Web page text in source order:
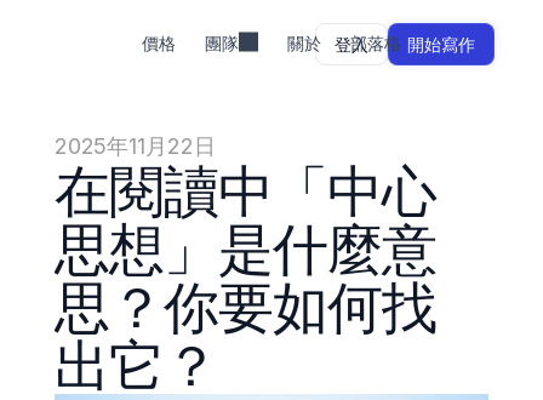
2025年11月22日
在閱讀中「中心
思想」是什麼意
思？你要如何找
出它？
價格 團隊 關於 部落格
登入 開始寫作